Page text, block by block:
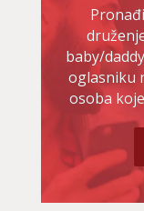
baby/
oglasniku
osoba